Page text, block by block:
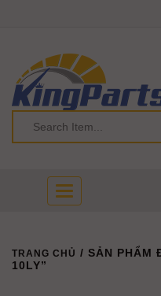
Toggle
navigation
TRANG CHỦ / SẢN PHẨM
10LY”